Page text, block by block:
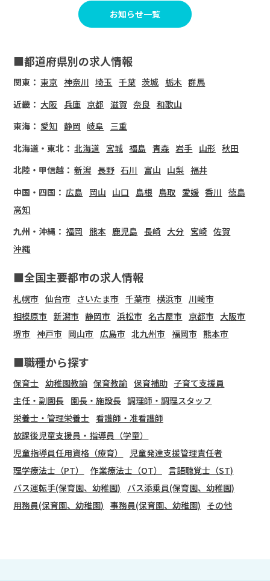
お知らせ一覧
■都道府県別の求人情報
関東： 東京 神奈川 埼玉 千葉 茨城 栃木 群馬
近畿： 大阪 兵庫 京都 滋賀 奈良 和歌山
東海： 愛知 静岡 岐阜
三重
北海道・東北： 北海道 宮城 福島 青森 岩手 山形 秋田
北陸・甲信越： 新潟 長野 石川 富山 山梨 福井
中国・四国： 広島 岡山 山口 島根 鳥取 愛媛 香川 徳島
高知
九州・沖縄： 福岡 熊本 鹿児島 長崎 大分 宮崎 佐賀
沖縄
■全国主要都市の求人情報
札幌市 仙台市 さいたま市 千葉市 横浜市
川崎市
相模原市 新潟市 静岡市 浜松市 名古屋市 京都市 大阪市
堺市 神戸市 岡山市 広島市 北九州市 福岡市 熊本市
■職種から探す
保育士 幼稚園教諭 保育教諭 保育補助 子育て支援員
主任・副園長 園長・施設長 調理師・調理スタッフ
栄養士・管理栄養士 看護師・准看護師
放課後児童支援員・指導員（学童）
児童指導員任用資格（療育）
児童発達支援管理責任者
理学療法士（PT）
作業療法士（OT）
言語聴覚士（ST)
バス運転手(保育園、幼稚園)
バス添乗員(保育園、幼稚園)
用務員(保育園、幼稚園) 事務員(保育園、幼稚園) その他